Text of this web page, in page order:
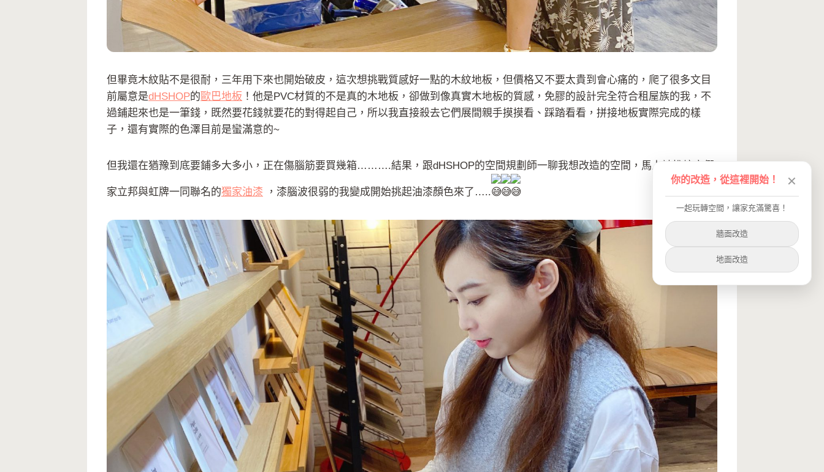
但畢竟木紋貼不是很耐，三年用下來也開始破皮，這次想挑戰質感好一點的木紋地板，但價格又不要太貴到會心痛的，爬了很多文目
前屬意是dHSHOP的歐巴地板 ！他是PVC材質的不是真的木地板，卻做到像真實木地板的質感，免膠的設計完全符合租屋族的我，不
過鋪起來也是一筆錢，既然要花錢就要花的對得起自己，所以我直接殺去它們展間親手摸摸看、踩踏看看，拼接地板實際完成的樣
子，還有實際的色澤目前是蠻滿意的~
但我還在猶豫到底要鋪多大多小，正在傷腦筋要買幾箱……….結果，跟dHSHOP的空間規劃師一聊我想改造的空間，馬上被推坑它們
家立邦與虹牌一同聯名的獨家油漆 ，漆腦波很弱的我變成開始挑起油漆顏色來了…..
你的改造，從這裡開始！ ✕
一起玩轉空間，讓家充滿驚喜！
牆面改造
地面改造